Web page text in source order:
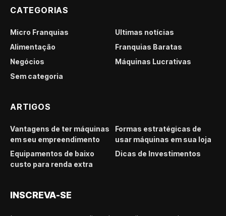
CATEGORIAS
Micro Franquias
Últimas notícias
Alimentação
Franquias Baratas
Negócios
Máquinas Lucrativas
Sem categoria
ARTIGOS
Vantagens de ter máquinas
em seu empreendimento
Formas estratégicas de
usar máquinas em sua loja
Equipamentos de baixo
custo para renda extra
Dicas de Investimentos
INSCREVA-SE